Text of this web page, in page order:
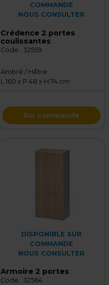
COMMANDE
NOUS CONSULTER
Crédence 2 portes
coulissantes
Code : 32559
Ambré / Hêtre
L 160 x P 48 x H 74 cm
Sur commande
DISPONIBLE SUR
COMMANDE
NOUS CONSULTER
Armoire 2 portes
Code : 32564